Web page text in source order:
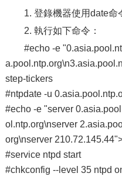
1. 登錄機器使用date命
2. 執行如下命令：
#echo -e
step-tickers
#ntpdate -u
#echo -e "server
ol.ntp.org\nserver
org\nserver
#service ntpd start
#chkconfig --level 35 ntpd